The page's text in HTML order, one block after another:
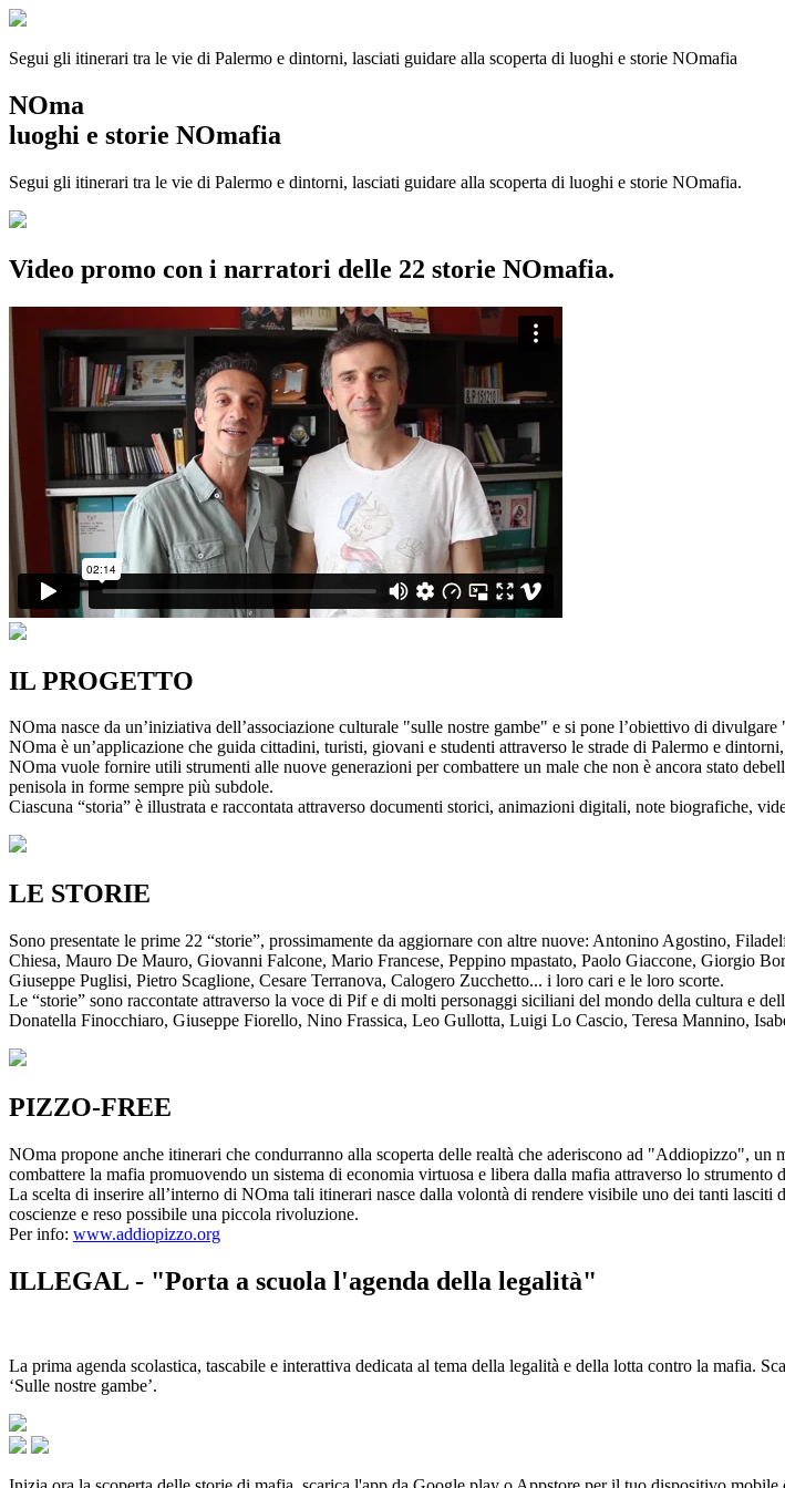
Segui gli itinerari tra le vie di Palermo e dintorni, lasciati guidare alla scoperta di luoghi e storie NOmafia
NOma
luoghi e storie NOmafia
Segui gli itinerari tra le vie di Palermo e dintorni, lasciati guidare alla scoperta di luoghi e storie NOmafia.
Video promo con i narratori delle 22 storie NOmafia.
IL PROGETTO
NOma nasce da un’iniziativa dell’associazione culturale "sulle nostre gambe" e si pone l’obiettivo di
NOma è un’applicazione che guida cittadini, turisti, giovani e studenti attraverso le strade di Palermo e
NOma vuole fornire utili strumenti alle nuove generazioni per combattere un male che non è ancora stato
penisola in forme sempre più subdole.
Ciascuna “storia” è illustrata e raccontata attraverso documenti storici, animazioni digitali, note biografiche,
LE STORIE
Sono presentate le prime 22 “storie”, prossimamente da aggiornare con altre nuove: Antonino Agostino,
Chiesa, Mauro De Mauro, Giovanni Falcone, Mario Francese, Peppino mpastato, Paolo Giaccone, Giorgio
Giuseppe Puglisi, Pietro Scaglione, Cesare Terranova, Calogero Zucchetto... i loro cari e le loro scorte.
Le “storie” sono raccontate attraverso la voce di Pif e di molti personaggi siciliani del mondo della cultura e
Donatella Finocchiaro, Giuseppe Fiorello, Nino Frassica, Leo Gullotta, Luigi Lo Cascio, Teresa Mannino,
PIZZO-FREE
NOma propone anche itinerari che condurranno alla scoperta delle realtà che aderiscono ad "Addiopizzo",
combattere la mafia promuovendo un sistema di economia virtuosa e libera dalla mafia attraverso lo strumento
La scelta di inserire all’interno di NOma tali itinerari nasce dalla volontà di rendere visibile uno dei tanti
coscienze e reso possibile una piccola rivoluzione.
Per info: www.addiopizzo.org
ILLEGAL - "Porta a scuola l'agenda della legalità"
La prima agenda scolastica, tascabile e interattiva dedicata al tema della legalità e della lotta contro la mafia.
‘Sulle nostre gambe’.